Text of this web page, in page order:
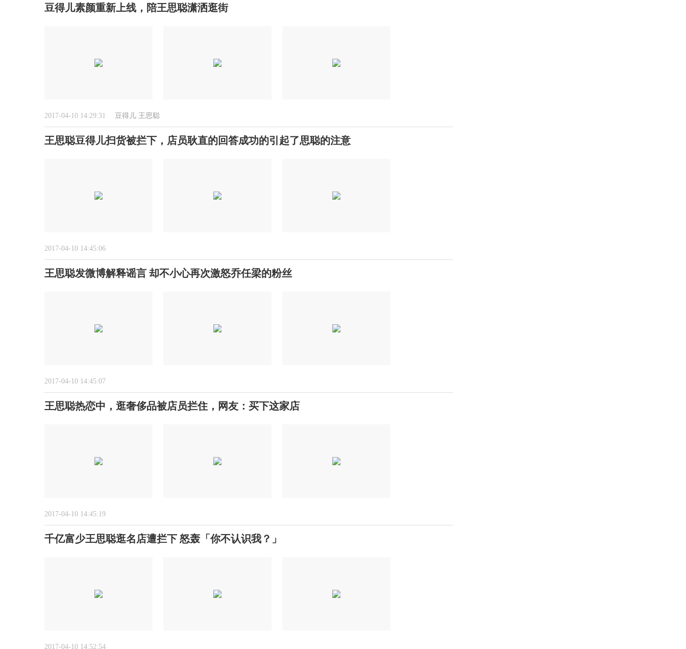
豆得儿素颜重新上线，陪王思聪潇洒逛街
2017-04-10 14:29:31 豆得儿 王思聪
王思聪豆得儿扫货被拦下，店员耿直的回答成功的引起了思聪的注意
2017-04-10 14:45:06
王思聪发微博解释谣言 却不小心再次激怒乔任梁的粉丝
2017-04-10 14:45:07
王思聪热恋中，逛奢侈品被店员拦住，网友：买下这家店
2017-04-10 14:45:19
千亿富少王思聪逛名店遭拦下 怒轰「你不认识我？」
2017-04-10 14:52:54